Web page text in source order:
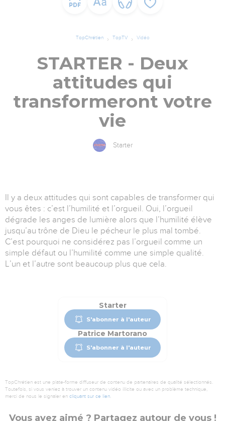
TopChrétien TopTV Vidéo
STARTER - Deux
attitudes qui
transformeront votre
vie
Starter
Il y a deux attitudes qui sont capables de transformer qui
vous êtes : c’est l’humilité et l’orgueil. Oui, l’orgueil
dégrade les anges de lumière alors que l’humilité élève
jusqu’au trône de Dieu le pécheur le plus mal tombé.
C’est pourquoi ne considérez pas l’orgueil comme un
simple défaut ou l’humilité comme une simple qualité.
L’un et l’autre sont beaucoup plus que cela.
Starter
S'abonner à l'auteur
Patrice Martorano
S'abonner à l'auteur
TopChrétien est une plate-forme diffuseur de contenu de partenaires de qualité sélectionnés.
Toutefois, si vous veniez à trouver un contenu vidéo illicite ou avec un problème technique,
merci de nous le signaler en cliquant sur ce lien.
Vous avez aimé ? Partagez autour de vous !